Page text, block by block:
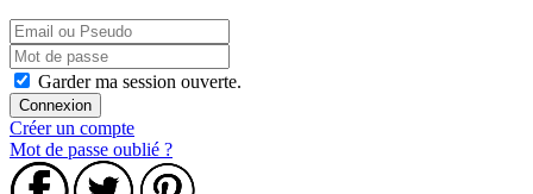
Garder ma session ouverte.
Créer un compte
Mot de passe oublié ?